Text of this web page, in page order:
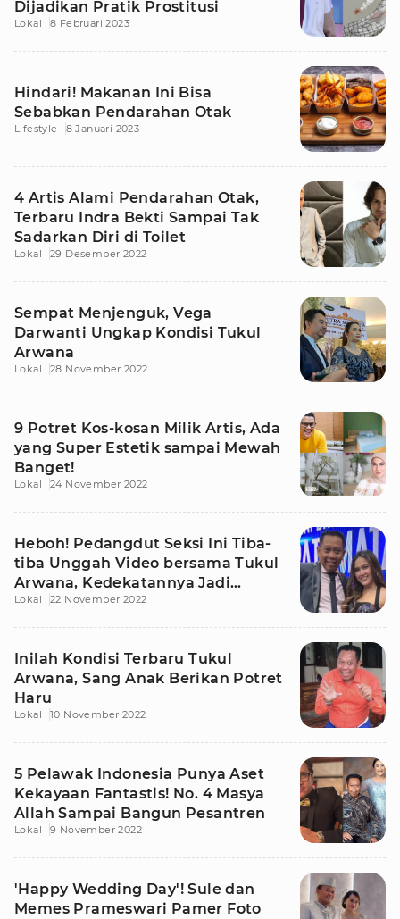
Dijadikan Pratik Prostitusi
Lokal 8 Februari 2023
Hindari! Makanan Ini Bisa
Sebabkan Pendarahan Otak
Lifestyle 8 Januari 2023
4 Artis Alami Pendarahan Otak,
Terbaru Indra Bekti Sampai Tak
Sadarkan Diri di Toilet
Lokal 29 Desember 2022
Sempat Menjenguk, Vega
Darwanti Ungkap Kondisi Tukul
Arwana
Lokal 28 November 2022
9 Potret Kos-kosan Milik Artis, Ada
yang Super Estetik sampai Mewah
Banget!
Lokal 24 November 2022
Heboh! Pedangdut Seksi Ini Tiba-
tiba Unggah Video bersama Tukul
Arwana, Kedekatannya Jadi
Sorotan
Lokal 22 November 2022
Inilah Kondisi Terbaru Tukul
Arwana, Sang Anak Berikan Potret
Haru
Lokal 10 November 2022
5 Pelawak Indonesia Punya Aset
Kekayaan Fantastis! No. 4 Masya
Allah Sampai Bangun Pesantren
Lokal 9 November 2022
'Happy Wedding Day'! Sule dan
Memes Prameswari Pamer Foto